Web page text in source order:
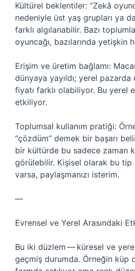
Kültürel beklentiler: “Zekâ
nedeniyle üst yaş grupları ya
farklı algılanabilir. Bazı
oyuncağı, bazılarında yetişkin
Erişim ve üretim bağlamı:
dünyaya yayıldı; yerel pazarda
fiyatı farklı olabiliyor. Bu yerel
etkiliyor.
Toplumsal kullanım pratiği:
“çözdüm” demek bir başarı
bir kültürde bu sadece zaman
görülebilir. Kişisel olarak bu tip
varsa, paylaşmanızı isterim.
—
Evrensel ve Yerel Arasındaki
Bu iki düzlem — küresel ve
geçmiş durumda. Örneğin küp